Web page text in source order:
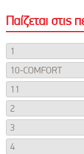
Παίζεται στις
1
10-COMFORT
11
2
3
4